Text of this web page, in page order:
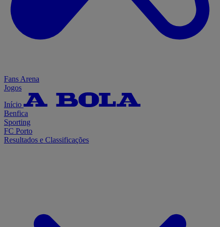
Fans Arena
Jogos
Início
Benfica
Sporting
FC Porto
Resultados e Classificações